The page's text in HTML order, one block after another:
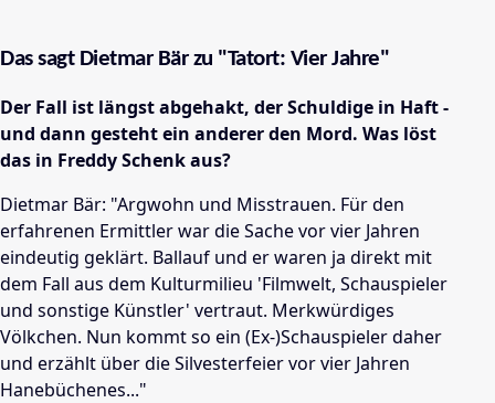
Das sagt Dietmar Bär zu "Tatort: Vier Jahre"
Der Fall ist längst abgehakt, der Schuldige in Haft -
und dann gesteht ein anderer den Mord. Was löst
das in Freddy Schenk aus?
Dietmar Bär: "Argwohn und Misstrauen. Für den
erfahrenen Ermittler war die Sache vor vier Jahren
eindeutig geklärt. Ballauf und er waren ja direkt mit
dem Fall aus dem Kulturmilieu 'Filmwelt, Schauspieler
und sonstige Künstler' vertraut. Merkwürdiges
Völkchen. Nun kommt so ein (Ex-)Schauspieler daher
und erzählt über die Silvesterfeier vor vier Jahren
Hanebüchenes..."